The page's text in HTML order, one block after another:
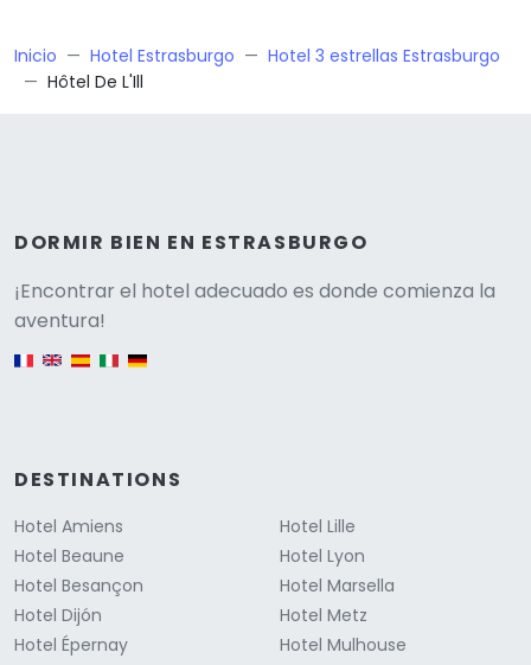
Inicio Hotel Estrasburgo
Hotel 3 estrellas Estrasburgo
Hôtel De L'Ill
DORMIR BIEN EN ESTRASBURGO
¡Encontrar el hotel adecuado es donde comienza la
aventura!
English version
DESTINATIONS
Hotel Amiens
Hotel Beaune
Hotel Besançon
Hotel Dijón
Hotel Épernay
Hotel Lille
Hotel Lyon
Hotel Marsella
Hotel Metz
Hotel Mulhouse